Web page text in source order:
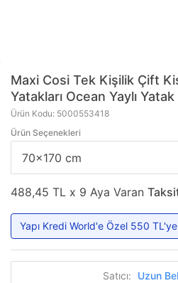
Maxi Cosi Tek Kişilik Çift
Yatakları Ocean Yaylı
Ürün Kodu: 5000553418
Ürün Seçenekleri
488,45 TL x 9 Aya Varan
Yapı Kredi World'e Özel 550
Satıcı: Uzun